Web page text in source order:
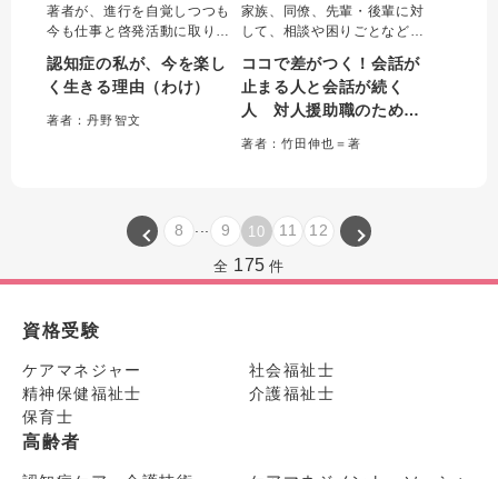
著者が、進行を自覚しつつも
今も仕事と啓発活動に取り組
日々を楽しく過ごしたり、進
行の不安を軽減するヒントの
も収載。当事者が読めば元気
認知症の私が、今を楽し
く生きる理由（わけ）
著者：丹野智文
家族、同僚、先輩・後輩に対
して、相談や困りごとなどに
葉かけ」をケース別にイラス
トを用いて解説。ちゃんと受
け答えしたはずなのに会話が
しまうといった対人援助職の
ココで差がつく！会話が
止まる人と会話が続く
人 対人援助職のための
著者：竹田伸也＝著
8 9 10 11 12
全 175 件
資格受験
ケアマネジャー
社会福祉士
精神保健福祉士
介護福祉士
保育士
高齢者